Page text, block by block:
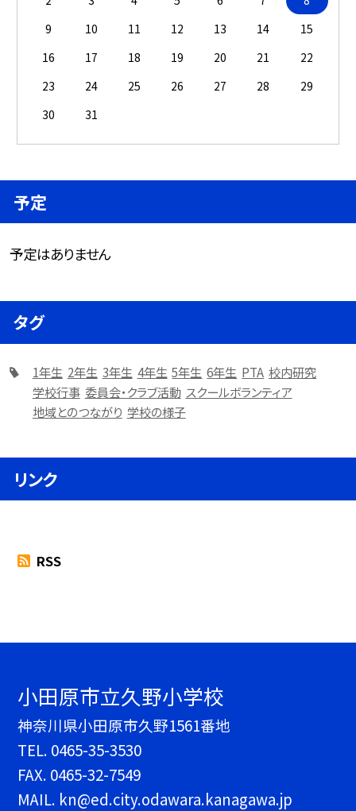
9
10 11 12 13 14
15
16
17 18 19 20 21
22
23
24 25 26 27 28
29
30
31
予定
予定はありません
タグ
1年生 2年生 3年生 4年生 5年生 6年生 PTA 校内研究
学校行事 委員会・クラブ活動 スクールボランティア
地域とのつながり 学校の様子
リンク
RSS
小田原市立久野小学校
神奈川県小田原市久野1561番地
TEL. 0465-35-3530
FAX. 0465-32-7549
MAIL. kn@ed.city.odawara.kanagawa.jp